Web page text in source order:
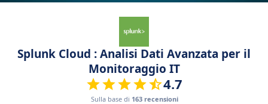
Splunk Cloud : Analisi Dati Avanzata per il
Monitoraggio IT
4.7
Sulla base di 163 recensioni